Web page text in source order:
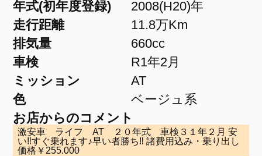
年式(初年度登録)
2008(H20)年
走行距離
11.8万Km
排気量
660cc
車検
R1年2月
ミッション
AT
色
ベージュ系
お店からのコメント
激安車 ライフ AT ２０年式 車検３１年２月 安
い‼すぐ乗れます♪早い者勝ち‼ 諸費用込み・乗り出し
価格￥255.000